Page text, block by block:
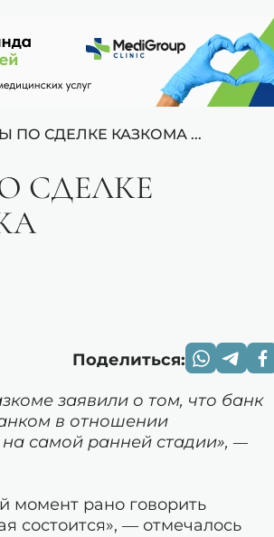
ПО СДЕЛКЕ КАЗКОМА ...
СДЕЛКЕ
Поделиться:
заявили о том, что банк
в отношении
самой ранней стадии», —
момент рано говорить
состоится», — отмечалось